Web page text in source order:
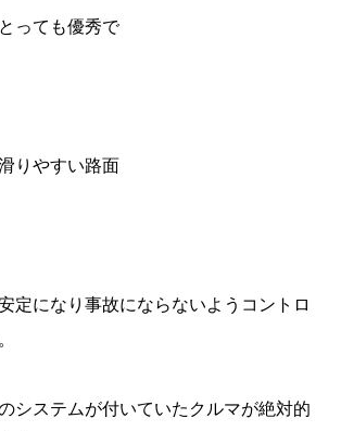
っても優秀で
りやすい路面
定になり事故にならないようコントロ
システムが付いていたクルマが絶対的